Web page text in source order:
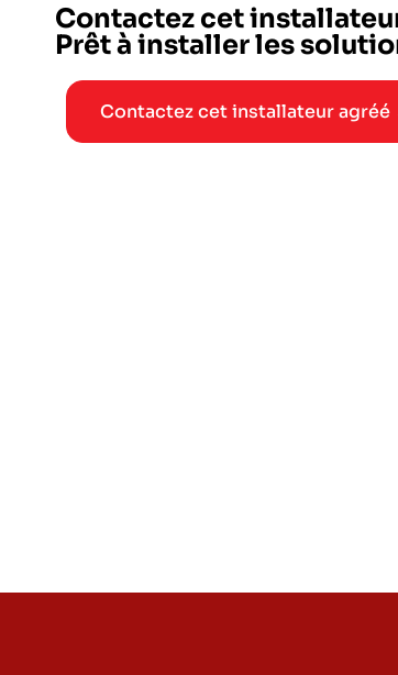
Contactez cet
Prêt à installer les
Contactez cet installateur agréé